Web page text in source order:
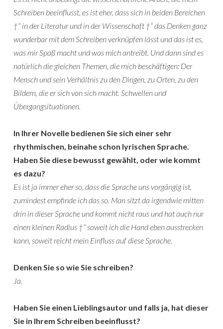
Schreiben beeinflusst, es ist eher, dass sich in beiden Bereichen
†“ in der Literatur und in der Wissenschaft †“ das Denken ganz
wunderbar mit dem Schreiben verknüpfen lässt und das ist es,
was mir Spaß macht und was mich antreibt. Und dann sind es
natürlich die gleichen Themen, die mich beschäftigen: Der
Mensch und sein Verhältnis zu den Dingen, zu Orten, zu den
Bildern, die er sich von sich macht. Schwellen und
Übergangsituationen.
In Ihrer Novelle bedienen Sie sich einer sehr
rhythmischen, beinahe schon lyrischen Sprache.
Haben Sie diese bewusst gewählt, oder wie kommt
es dazu?
Es ist ja immer eher so, dass die Sprache uns vorgängig ist,
zumindest empfinde ich das so. Man sitzt da irgendwie mitten
drin in dieser Sprache und kommt nicht raus und hat auch nur
einen kleinen Radius †“ soweit ich die Hand eben ausstrecken
kann, soweit reicht mein Einfluss auf diese Sprache.
Denken Sie so wie Sie schreiben?
Ja.
Haben Sie einen Lieblingsautor und falls ja, hat dieser
Sie in Ihrem Schreiben beeinflusst?